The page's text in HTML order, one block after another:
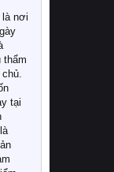
là nơi
thẩm
tại